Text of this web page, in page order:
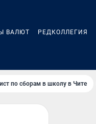
ВАЛЮТ РЕДКОЛЛЕГИЯ
по сборам в школу в Чите